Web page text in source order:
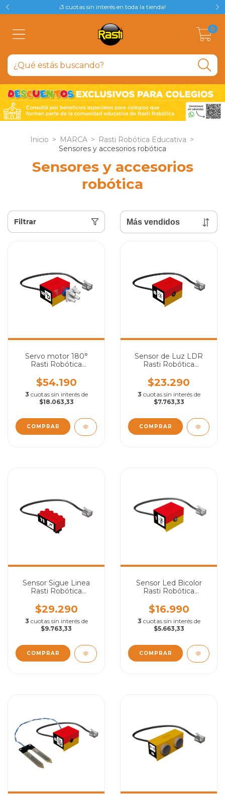
¡3 cuotas sin interés en toda la tienda!
0
Inicio > MARCA > Rasti Robótica Educativa >
Sensores y accesorios robótica
Sensores y accesorios
robótica
Filtrar
Servo motor 180°
Rasti Robótica
$54.190
3 cuotas sin interés de
$18.063,33
Sensor de Luz LDR
Rasti Robótica
$23.290
3 cuotas sin interés de
$7.763,33
Sensor Sigue Linea
Rasti Robótica
$29.290
3 cuotas sin interés de
$9.763,33
Sensor Led Bicolor
Rasti Robótica
$16.990
3 cuotas sin interés de
$5.663,33